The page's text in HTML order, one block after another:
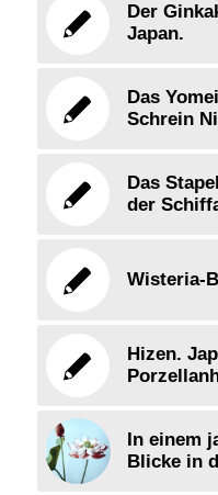
Der
Japan.
Das
Schrein
Das
der
Wisteria-
Hizen.
In einem
Blicke in